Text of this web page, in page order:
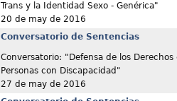
Trans y la Identidad Sexo - Genérica"
20 de may de 2016
Conversatorio de Sentencias
Conversatorio: "Defensa de los Derechos
Personas con Discapacidad"
27 de may de 2016